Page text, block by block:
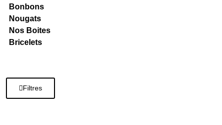
Bonbons
Nougats
Nos Boites
Bricelets
Filtres